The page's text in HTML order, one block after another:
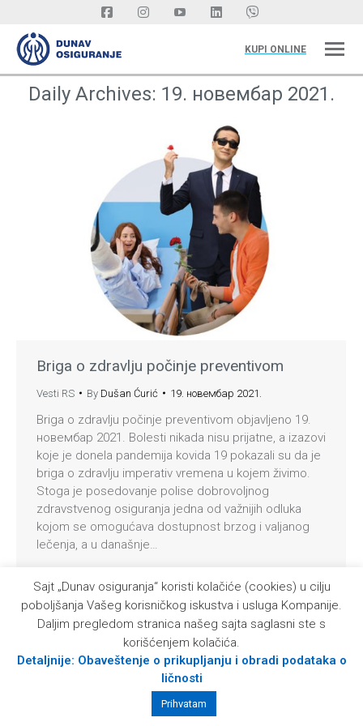
KUPI ONLINE
Daily Archives: 19. новембар 2021.
Briga o zdravlju počinje preventivom
Vesti RS By Dušan Ćurić 19. новембар 2021.
Briga o zdravlju počinje preventivom objavljeno 19.
новембар 2021. Bolesti nikada nisu prijatne, a izazovi
koje je donela pandemija kovida 19 pokazali su da je
briga o zdravlju imperativ vremena u kojem živimo.
Stoga je posedovanje polise dobrovoljnog
zdravstvenog osiguranja jedna od važnijih odluka
kojom se omogućava dostupnost brzog i valjanog
lečenja, a u današnje…
© 2026 Kompanija Dunav osiguranje a. d. o.
Sajt „Dunav osiguranja“ koristi kolačiće (cookies) u cilju
poboljšanja Vašeg korisničkog iskustva i usluga Kompanije.
Daljim pregledom stranica našeg sajta saglasni ste s
korišćenjem kolačića.
Detaljnije: Obaveštenje o prikupljanju i obradi podataka o
ličnosti
Prihvatam